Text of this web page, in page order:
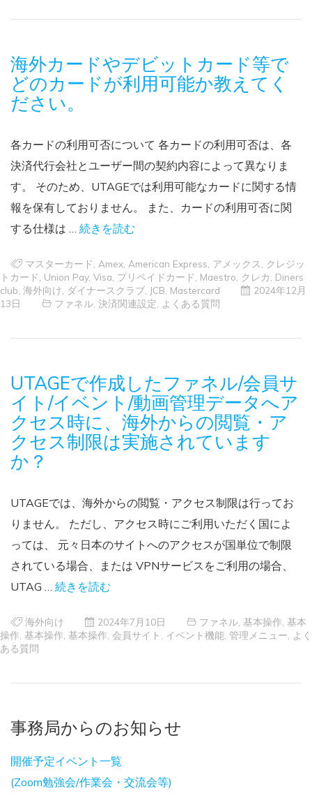
海外カードやデビットカード等で
どのカードが利用可能か教えてく
ださい。
各カードの利用可否について 各カードの利用可否は、各
決済代行会社とユーザー間の契約内容によって異なりま
す。 そのため、UTAGEでは利用可能なカードに関する情
報を保有しておりません。 また、カードの利用可否に関
する仕様は … 続きを読む
マスターカード Amex American Express アメックス
クレジッ
トカード Union Pay, Visa プリペイドカード Maestro クレカ Diners
club 海外向け ダイナースクラブ JCB Mastercard
2024年12月
13日
ファネル 決済関連設定 よくある質問
UTAGEで作成したファネル/会員サ
イト/イベント/動画管理データへア
クセス時に、海外からの閲覧・ア
クセス制限は実施されています
か？
UTAGEでは、海外からの閲覧・アクセス制限は行ってお
りません。 ただし、アクセス時にご利用いただく国によ
っては、 元々日本のサイトへのアクセスが国単位で制限
されている場合、または VPNサービスをご利用の場合、
UTAG … 続きを読む
海外向け 2024年7月10日 ファネル 基本操作 基本
操作 基本操作 基本操作 会員サイト イベント機能 管理メニュー よく
ある質問
事務局からのお知らせ
開催予定イベント一覧
(Zoom勉強会/作業会・交流会等)